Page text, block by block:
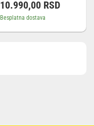
10.990,00 RSD
Besplatna dostava